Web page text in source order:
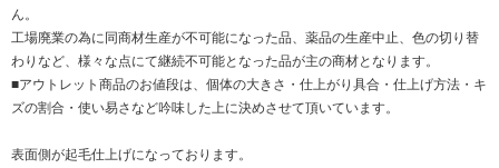
ん。
工場廃業の為に同商材生産が不可能になった品、薬品の生産中止、色の切り替
わりなど、様々な点にて継続不可能となった品が主の商材となります。
■アウトレット商品のお値段は、個体の大きさ・仕上がり具合・仕上げ方法・キ
ズの割合・使い易さなど吟味した上に決めさせて頂いています。
表面側が起毛仕上げになっております。